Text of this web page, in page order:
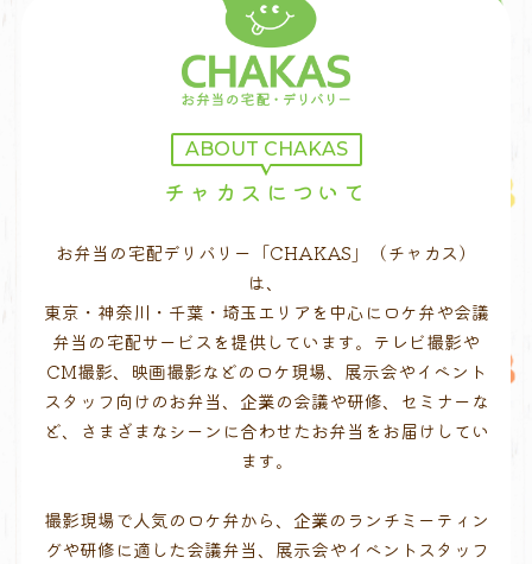
ABOUT CHAKAS
チャカスについて
お弁当の宅配デリバリー「CHAKAS」（チャカス）
は、
東京・神奈川・千葉・埼玉エリアを中心にロケ弁や会議
弁当の宅配サービスを提供しています。テレビ撮影や
CM撮影、映画撮影などのロケ現場、展示会やイベント
スタッフ向けのお弁当、企業の会議や研修、セミナーな
ど、さまざまなシーンに合わせたお弁当をお届けしてい
ます。
撮影現場で人気のロケ弁から、企業のランチミーティン
グや研修に適した会議弁当、展示会やイベントスタッフ